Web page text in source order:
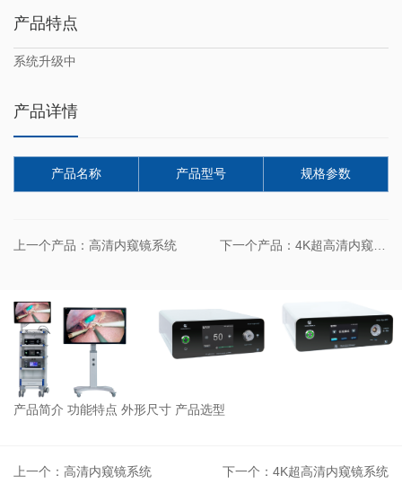
产品特点
系统升级中
产品详情
产品名称 产品型号 规格参数
上一个产品：高清内窥镜系统
产品简介 功能特点 外形尺寸 产品选型
上一个：高清内窥镜系统
下一个：4K超高清内窥镜系统